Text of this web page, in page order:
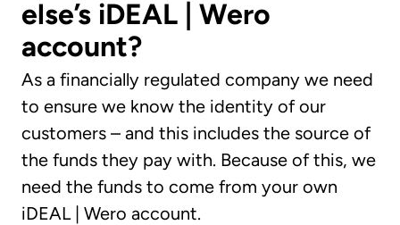
else’s iDEAL | Wero
account?
As a financially regulated company we need
to ensure we know the identity of our
customers – and this includes the source of
the funds they pay with. Because of this, we
need the funds to come from your own
iDEAL | Wero account.